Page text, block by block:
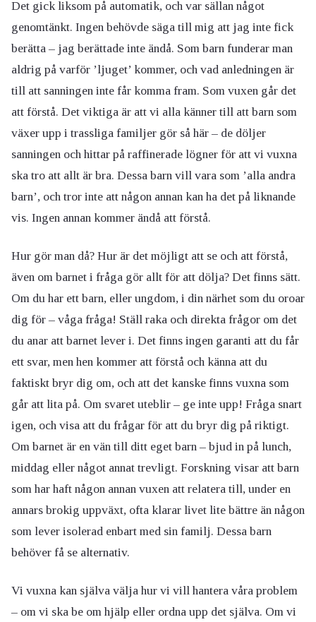
Det gick liksom på automatik, och var sällan något
genomtänkt. Ingen behövde säga till mig att jag inte fick
berätta – jag berättade inte ändå. Som barn funderar man
aldrig på varför ’ljuget’ kommer, och vad anledningen är
till att sanningen inte får komma fram. Som vuxen går det
att förstå. Det viktiga är att vi alla känner till att barn som
växer upp i trassliga familjer gör så här – de döljer
sanningen och hittar på raffinerade lögner för att vi vuxna
ska tro att allt är bra. Dessa barn vill vara som ’alla andra
barn’, och tror inte att någon annan kan ha det på liknande
vis. Ingen annan kommer ändå att förstå.
Hur gör man då? Hur är det möjligt att se och att förstå,
även om barnet i fråga gör allt för att dölja? Det finns sätt.
Om du har ett barn, eller ungdom, i din närhet som du oroar
dig för – våga fråga! Ställ raka och direkta frågor om det
du anar att barnet lever i. Det finns ingen garanti att du får
ett svar, men hen kommer att förstå och känna att du
faktiskt bryr dig om, och att det kanske finns vuxna som
går att lita på. Om svaret uteblir – ge inte upp! Fråga snart
igen, och visa att du frågar för att du bryr dig på riktigt.
Om barnet är en vän till ditt eget barn – bjud in på lunch,
middag eller något annat trevligt. Forskning visar att barn
som har haft någon annan vuxen att relatera till, under en
annars brokig uppväxt, ofta klarar livet lite bättre än någon
som lever isolerad enbart med sin familj. Dessa barn
behöver få se alternativ.
Vi vuxna kan själva välja hur vi vill hantera våra problem
– om vi ska be om hjälp eller ordna upp det själva. Om vi